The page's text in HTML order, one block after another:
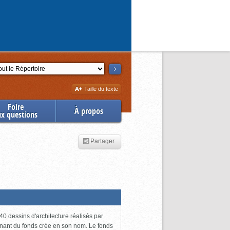
Augmenter
la
Taille du texte
Foire
questions À propos
Partager
dessins d'architecture réalisés par
du fonds crée en son nom. Le fonds